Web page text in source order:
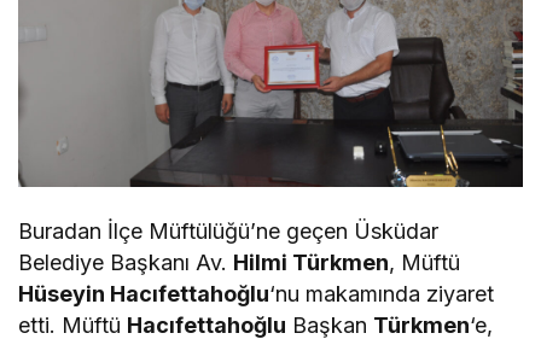
Buradan İlçe Müftülüğü’ne geçen Üsküdar
Belediye Başkanı Av. Hilmi Türkmen, Müftü
Hüseyin Hacıfettahoğlu‘nu makamında ziyaret
etti. Müftü Hacıfettahoğlu Başkan Türkmen‘e,